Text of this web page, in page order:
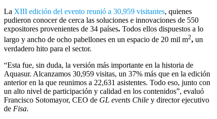
La XIII edición del evento reunió a 30,959 visitantes, quienes
pudieron conocer de cerca las soluciones e innovaciones de 550
expositores provenientes de 34 países. Todos ellos dispuestos a lo
largo y ancho de ocho pabellones en un espacio de 20 mil m2, un
verdadero hito para el sector.
“Esta fue, sin duda, la versión más importante en la historia de
Aquasur. Alcanzamos 30,959 visitas, un 37% más que en la edición
anterior en la que reunimos a 22,631 asistentes. Todo eso, junto con
un alto nivel de participación y calidad en los contenidos”, evaluó
Francisco Sotomayor, CEO de GL events Chile y director ejecutivo
de Fisa.